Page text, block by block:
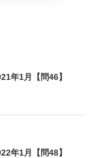
年1月【問46】
年1月【問48】